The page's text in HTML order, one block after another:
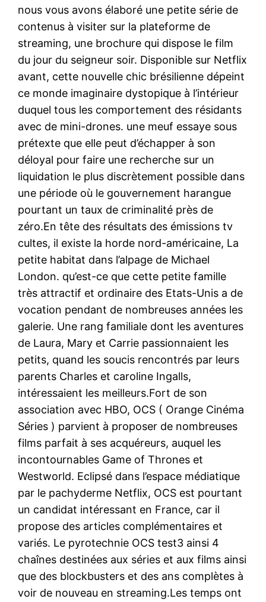
nous vous avons élaboré une petite série de
contenus à visiter sur la plateforme de
streaming, une brochure qui dispose le film
du jour du seigneur soir. Disponible sur Netflix
avant, cette nouvelle chic brésilienne dépeint
ce monde imaginaire dystopique à l’intérieur
duquel tous les comportement des résidants
avec de mini-drones. une meuf essaye sous
prétexte que elle peut d’échapper à son
déloyal pour faire une recherche sur un
liquidation le plus discrètement possible dans
une période où le gouvernement harangue
pourtant un taux de criminalité près de
zéro.En tête des résultats des émissions tv
cultes, il existe la horde nord-américaine, La
petite habitat dans l’alpage de Michael
London. qu’est-ce que cette petite famille
très attractif et ordinaire des Etats-Unis a de
vocation pendant de nombreuses années les
galerie. Une rang familiale dont les aventures
de Laura, Mary et Carrie passionnaient les
petits, quand les soucis rencontrés par leurs
parents Charles et caroline Ingalls,
intéressaient les meilleurs.Fort de son
association avec HBO, OCS ( Orange Cinéma
Séries ) parvient à proposer de nombreuses
films parfait à ses acquéreurs, auquel les
incontournables Game of Thrones et
Westworld. Eclipsé dans l’espace médiatique
par le pachyderme Netflix, OCS est pourtant
un candidat intéressant en France, car il
propose des articles complémentaires et
variés. Le pyrotechnie OCS test3 ainsi 4
chaînes destinées aux séries et aux films ainsi
que des blockbusters et des ans complètes à
voir de nouveau en streaming.Les temps ont